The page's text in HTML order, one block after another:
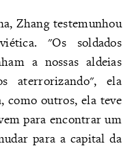
Zhang testemunhou
"Os soldados
a nossas aldeias
aterrorizando", ela
como outros, ela teve
para encontrar um
para a capital da